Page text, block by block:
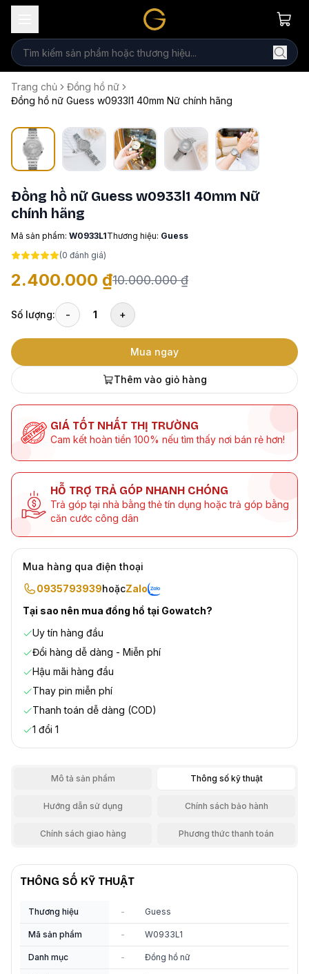
Trang chủ
Đồng hồ nữ
Đồng hồ nữ Guess w0933l1 40mm Nữ chính hãng
Đồng hồ nữ Guess w0933l1 40mm Nữ
chính hãng
Mã sản phẩm: W0933L1Thương hiệu: Guess
(0 đánh giá)
2.400.000 ₫10.000.000 ₫
Số lượng: - 1 +
Mua ngay
Thêm vào giỏ hàng
GIÁ TỐT NHẤT THỊ TRƯỜNG
Cam kết hoàn tiền 100% nếu tìm thấy nơi bán rẻ hơn!
HỖ TRỢ TRẢ GÓP NHANH CHÓNG
Trả góp tại nhà bằng thẻ tín dụng hoặc trả góp bằng
căn cước công dân
Mua hàng qua điện thoại
0935793939hoặcZalo
Tại sao nên mua đồng hồ tại Gowatch?
Uy tín hàng đầu
Đổi hàng dễ dàng - Miễn phí
Hậu mãi hàng đầu
Thay pin miễn phí
Thanh toán dễ dàng (COD)
1 đổi 1
Mô tả sản phẩm Thông số kỹ thuật
Hướng dẫn sử dụng Chính sách bảo hành
Chính sách giao hàng Phương thức thanh toán
THÔNG SỐ KỸ THUẬT
Thương hiệu - Guess
Mã sản phẩm - W0933L1
Danh mục - Đồng hồ nữ